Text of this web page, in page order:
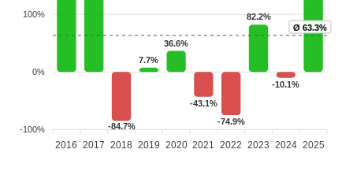
100%
0%
-100% -84.7%
7.7%
36.6%
-43.1%
-74.9%
82.2%
-10.1%
2016 2017 2018 2019 2020 2021 2022 2023 2024 2025
Ø 63.3%